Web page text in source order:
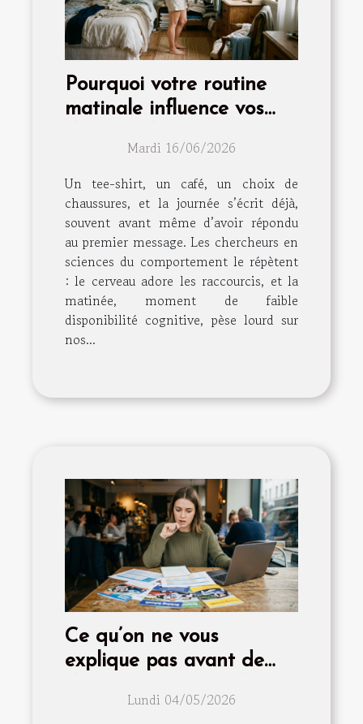
Pourquoi votre routine
matinale influence vos
Mardi 16/06/2026
Un tee-shirt, un café, un choix de
chaussures, et la journée s’écrit déjà,
souvent avant même d’avoir répondu
au premier message. Les chercheurs en
sciences du comportement le répètent
: le cerveau adore les raccourcis, et la
matinée, moment de faible
disponibilité cognitive, pèse lourd sur
nos...
Ce qu’on ne vous
explique pas avant de
Lundi 04/05/2026